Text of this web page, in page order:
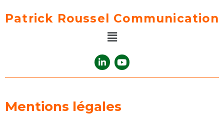
Patrick Roussel Communication
Menu
L
i
n
d
i
Y
o
u
Mentions légales